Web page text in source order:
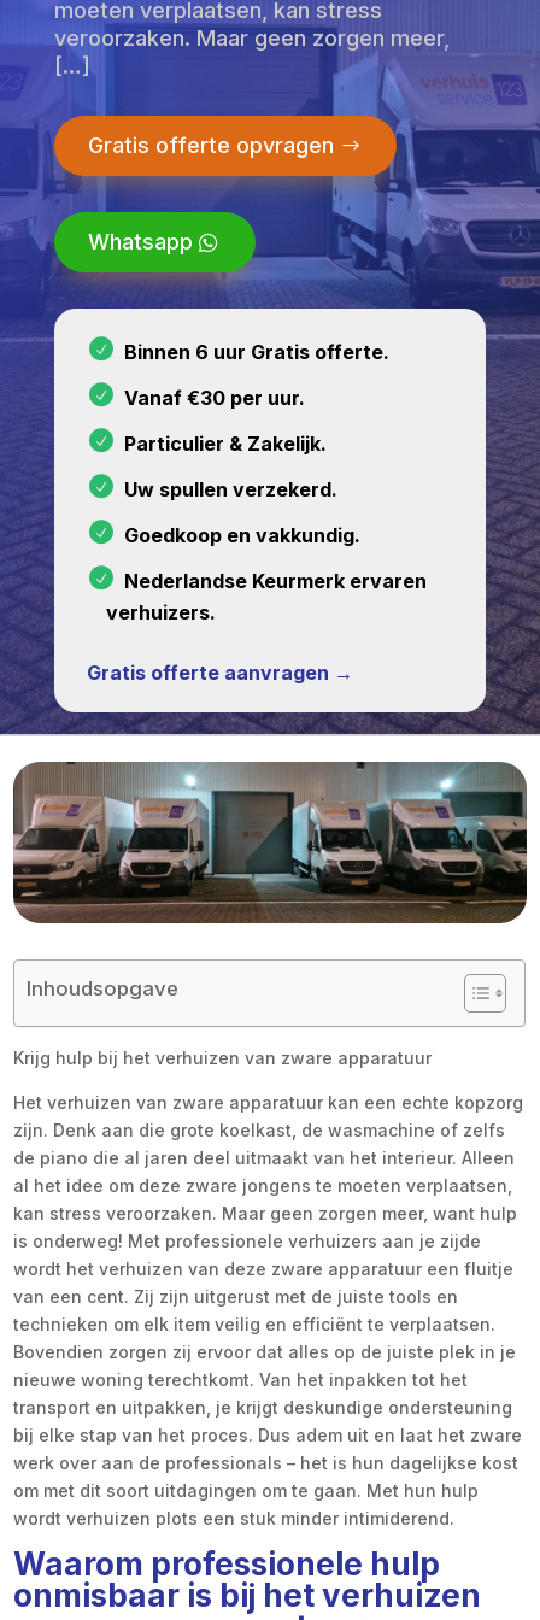
moeten verplaatsen, kan stress
veroorzaken. Maar geen zorgen meer,
[…]
Gratis offerte opvragen
Whatsapp
Binnen 6 uur Gratis offerte.
Vanaf €30 per uur.
Particulier & Zakelijk.
Uw spullen verzekerd.
Goedkoop en vakkundig.
Nederlandse Keurmerk ervaren
verhuizers.
Gratis offerte aanvragen →
Inhoudsopgave
Krijg hulp bij het verhuizen van zware apparatuur
Het verhuizen van zware apparatuur kan een echte kopzorg
zijn. Denk aan die grote koelkast, de wasmachine of zelfs
de piano die al jaren deel uitmaakt van het interieur. Alleen
al het idee om deze zware jongens te moeten verplaatsen,
kan stress veroorzaken. Maar geen zorgen meer, want hulp
is onderweg! Met professionele verhuizers aan je zijde
wordt het verhuizen van deze zware apparatuur een fluitje
van een cent. Zij zijn uitgerust met de juiste tools en
technieken om elk item veilig en efficiënt te verplaatsen.
Bovendien zorgen zij ervoor dat alles op de juiste plek in je
nieuwe woning terechtkomt. Van het inpakken tot het
transport en uitpakken, je krijgt deskundige ondersteuning
bij elke stap van het proces. Dus adem uit en laat het zware
werk over aan de professionals – het is hun dagelijkse kost
om met dit soort uitdagingen om te gaan. Met hun hulp
wordt verhuizen plots een stuk minder intimiderend.
Waarom professionele hulp
onmisbaar is bij het verhuizen